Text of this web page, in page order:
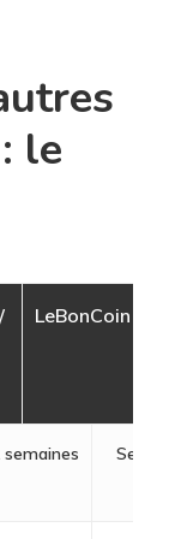
le
LeBonCoin
semaines